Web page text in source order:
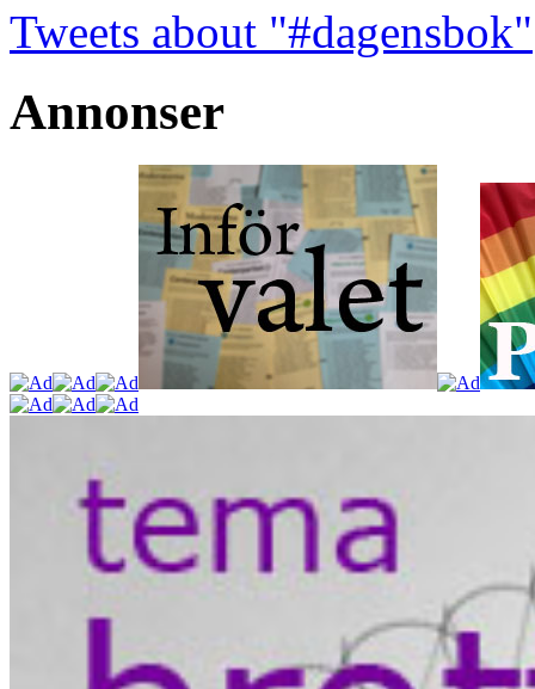
Tweets about "#dagensbok"
Annonser